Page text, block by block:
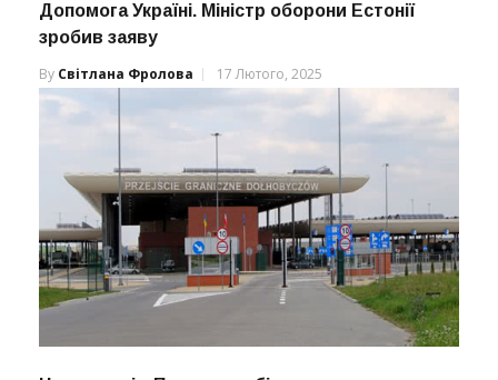
Допомога Україні. Міністр оборони Естонії
зробив заяву
By Світлана Фролова 17 Лютого, 2025